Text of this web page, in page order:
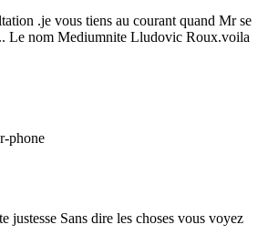
.je vous tiens au courant quand Mr se
Le nom Mediumnite Lludovic Roux.voila
justesse Sans dire les choses vous voyez